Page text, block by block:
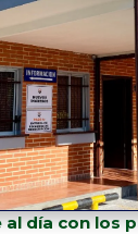
al día con los